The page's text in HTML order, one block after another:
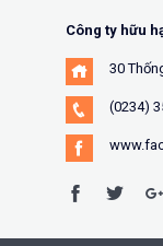
Công ty hữu
30
(0234)